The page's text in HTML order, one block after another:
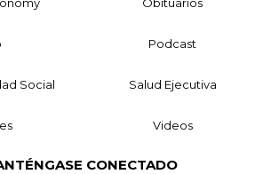
Podcast
Social Salud Ejecutiva
Videos
CONECTADO